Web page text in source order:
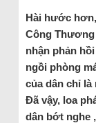
Hài hước
Công Thương
nhận phản
ngồi phòng
của dân chỉ là
Đã vậy, loa
dân bớt nghe